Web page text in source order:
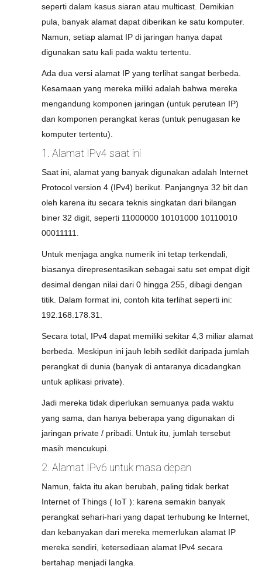
seperti dalam kasus siaran atau multicast. Demikian
pula, banyak alamat dapat diberikan ke satu komputer.
Namun, setiap alamat IP di jaringan hanya dapat
digunakan satu kali pada waktu tertentu.
Ada dua versi alamat IP yang terlihat sangat berbeda.
Kesamaan yang mereka miliki adalah bahwa mereka
mengandung komponen jaringan (untuk perutean IP)
dan komponen perangkat keras (untuk penugasan ke
komputer tertentu).
1. Alamat IPv4 saat ini
Saat ini, alamat yang banyak digunakan adalah Internet
Protocol version 4 (IPv4) berikut. Panjangnya 32 bit dan
oleh karena itu secara teknis singkatan dari bilangan
biner 32 digit, seperti 11000000 10101000 10110010
00011111.
Untuk menjaga angka numerik ini tetap terkendali,
biasanya direpresentasikan sebagai satu set empat digit
desimal dengan nilai dari 0 hingga 255, dibagi dengan
titik. Dalam format ini, contoh kita terlihat seperti ini:
192.168.178.31.
Secara total, IPv4 dapat memiliki sekitar 4,3 miliar alamat
berbeda. Meskipun ini jauh lebih sedikit daripada jumlah
perangkat di dunia (banyak di antaranya dicadangkan
untuk aplikasi private).
Jadi mereka tidak diperlukan semuanya pada waktu
yang sama, dan hanya beberapa yang digunakan di
jaringan private / pribadi. Untuk itu, jumlah tersebut
masih mencukupi.
2. Alamat IPv6 untuk masa depan
Namun, fakta itu akan berubah, paling tidak berkat
Internet of Things ( IoT ): karena semakin banyak
perangkat sehari-hari yang dapat terhubung ke Internet,
dan kebanyakan dari mereka memerlukan alamat IP
mereka sendiri, ketersediaan alamat IPv4 secara
bertahap menjadi langka.